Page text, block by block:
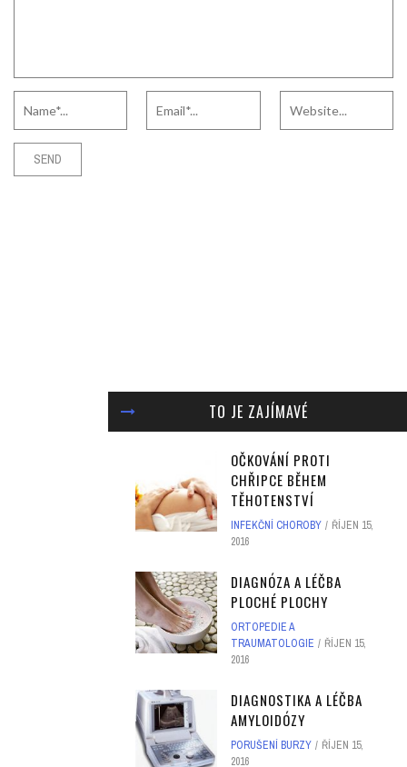
TO JE ZAJÍMAVÉ
OČKOVÁNÍ PROTI
CHŘIPCE BĚHEM
TĚHOTENSTVÍ
INFEKČNÍ CHOROBY
ŘÍJEN 15,
2016
DIAGNÓZA A LÉČBA
PLOCHÉ PLOCHY
ORTOPEDIE A
TRAUMATOLOGIE
ŘÍJEN 15,
2016
DIAGNOSTIKA A LÉČBA
AMYLOIDÓZY
PORUŠENÍ BURZY
ŘÍJEN 15,
2016